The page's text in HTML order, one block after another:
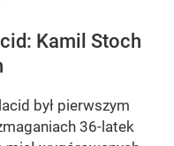
Kamil Stoch
był pierwszym
36-latek